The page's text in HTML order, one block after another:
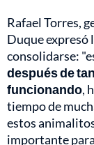
Rafael Torres,
Duque expresó
consolidarse:
después de
funcionando,
tiempo de
estos
importante